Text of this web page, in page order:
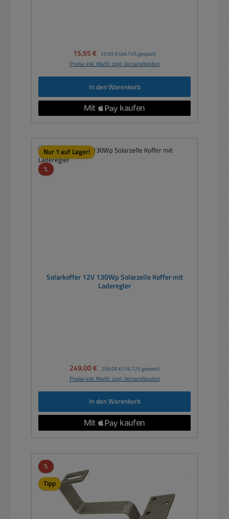
Verkaufspreis:
15,95 € Regulärer Preis:
29,95 € (46.74% gespart)
Preise inkl. MwSt. zzgl. Versandkosten
In den Warenkorb
Nur 1 auf Lager!
%Rabatt
Solarkoffer 12V 130Wp Solarzelle Koffer mit
Laderegler
Verkaufspreis:
249,00 € Regulärer Preis:
299,00 € (16.72% gespart)
Preise inkl. MwSt. zzgl. Versandkosten
In den Warenkorb
%Rabatt
Tipp